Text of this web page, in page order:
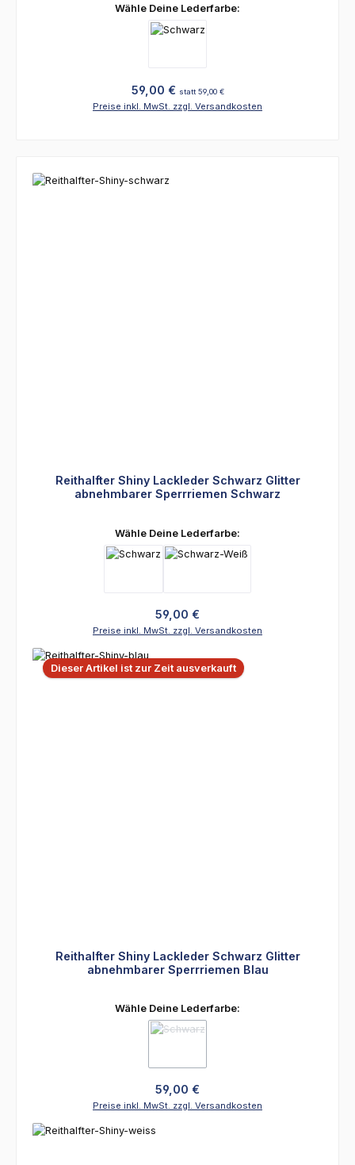
Wähle Deine Lederfarbe:
Regulärer Preis:
59,00 € statt 59,00 €
Preise inkl. MwSt. zzgl. Versandkosten
Reithalfter Shiny Lackleder Schwarz Glitter
abnehmbarer Sperrriemen Schwarz
Wähle Deine Lederfarbe:
Regulärer Preis:
59,00 €
Preise inkl. MwSt. zzgl. Versandkosten
Dieser Artikel ist zur Zeit ausverkauft
Reithalfter Shiny Lackleder Schwarz Glitter
abnehmbarer Sperrriemen Blau
Wähle Deine Lederfarbe:
Regulärer Preis:
59,00 €
Preise inkl. MwSt. zzgl. Versandkosten